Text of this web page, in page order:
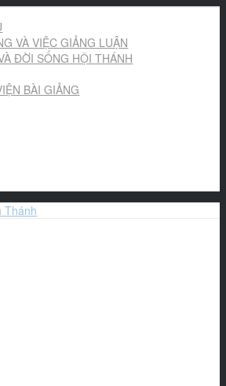
VÀ VIỆC GIẢNG LUẬN
ĐỜI SỐNG HỘI THÁNH
BÀI GIẢNG